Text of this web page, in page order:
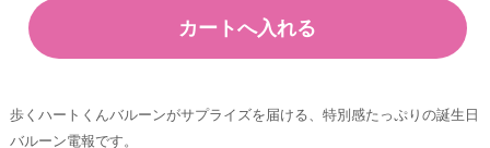
歩くハートくんバルーンがサプライズを届ける、特別感たっぷりの誕生日
バルーン電報です。